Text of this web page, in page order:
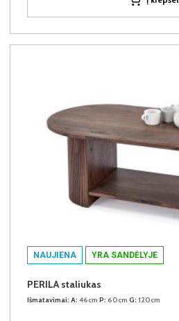
NAUJIENA YRA SANDĖLYJE
PERILA staliukas
Išmatavimai: A: 46cm P: 60cm G: 120cm